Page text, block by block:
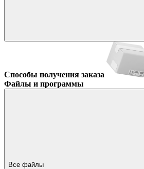
Способы получения заказа
Файлы и программы
Все файлы